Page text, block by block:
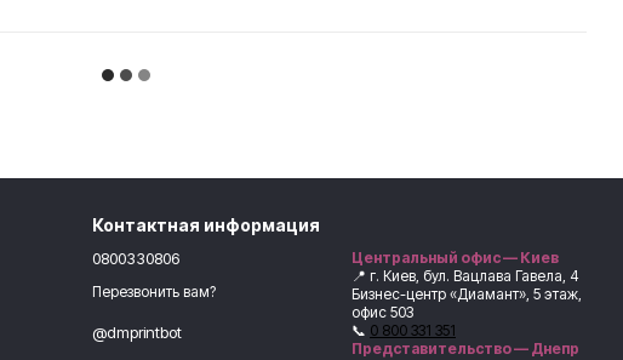
Контактная информация
0800330806
Перезвонить вам?
@dmprintbot
Центральный офис — Киев
📍 г. Киев, бул. Вацлава Гавела, 4
Бизнес-центр «Диамант», 5 этаж,
офис 503
📞 0 800 331 351
Представительство — Днепр